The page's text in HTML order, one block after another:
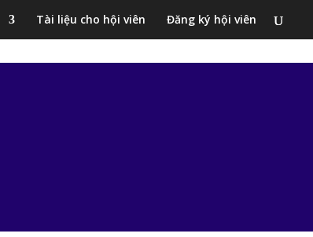
Tài liệu cho hội viên Đăng ký hội viên